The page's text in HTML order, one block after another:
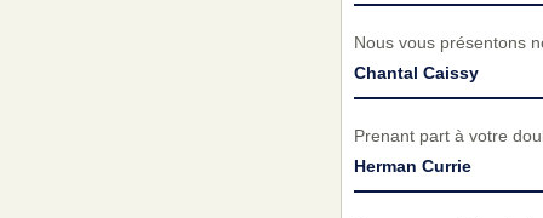
Nous vous présentons
Chantal Caissy
Prenant part à votre
Herman Currie